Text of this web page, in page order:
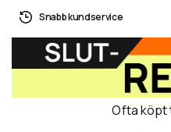
Snabb kundservice
Ofta köpt